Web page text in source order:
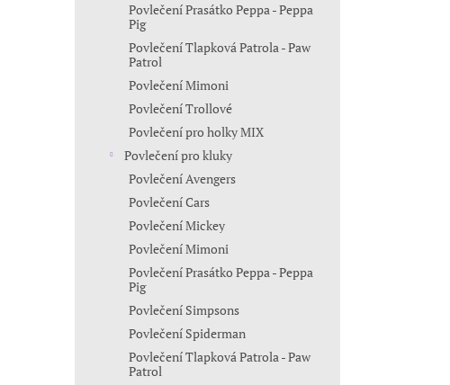
Povlečení Prasátko Peppa - Peppa
Pig
Povlečení Tlapková Patrola - Paw
Patrol
Povlečení Mimoni
Povlečení Trollové
Povlečení pro holky MIX
Povlečení pro kluky
Povlečení Avengers
Povlečení Cars
Povlečení Mickey
Povlečení Mimoni
Povlečení Prasátko Peppa - Peppa
Pig
Povlečení Simpsons
Povlečení Spiderman
Povlečení Tlapková Patrola - Paw
Patrol